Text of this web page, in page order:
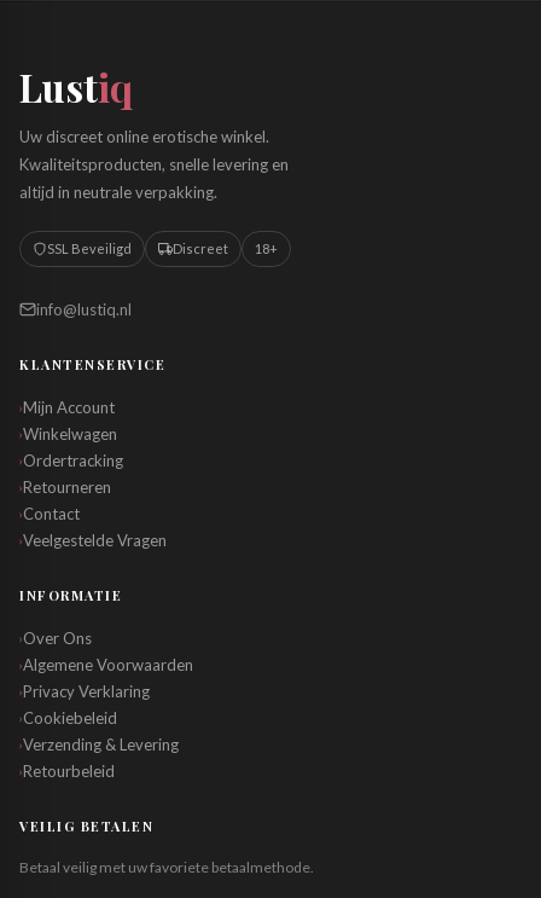
Lustiq
Uw discreet online erotische winkel.
Kwaliteitsproducten, snelle levering en
altijd in neutrale verpakking.
SSL Beveiligd Discreet 18+
info@lustiq.nl
KLANTENSERVICE
›Mijn Account
›Winkelwagen
›Ordertracking
›Retourneren
›Contact
›Veelgestelde Vragen
INFORMATIE
›Over Ons
›Algemene Voorwaarden
›Privacy Verklaring
›Cookiebeleid
›Verzending & Levering
›Retourbeleid
VEILIG BETALEN
Betaal veilig met uw favoriete betaalmethode.